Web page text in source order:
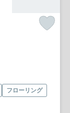
フローリング